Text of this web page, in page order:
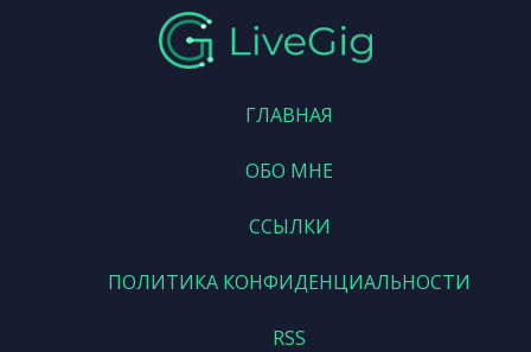
ГЛАВНАЯ
ОБО МНЕ
ССЫЛКИ
ПОЛИТИКА КОНФИДЕНЦИАЛЬНОСТИ
RSS